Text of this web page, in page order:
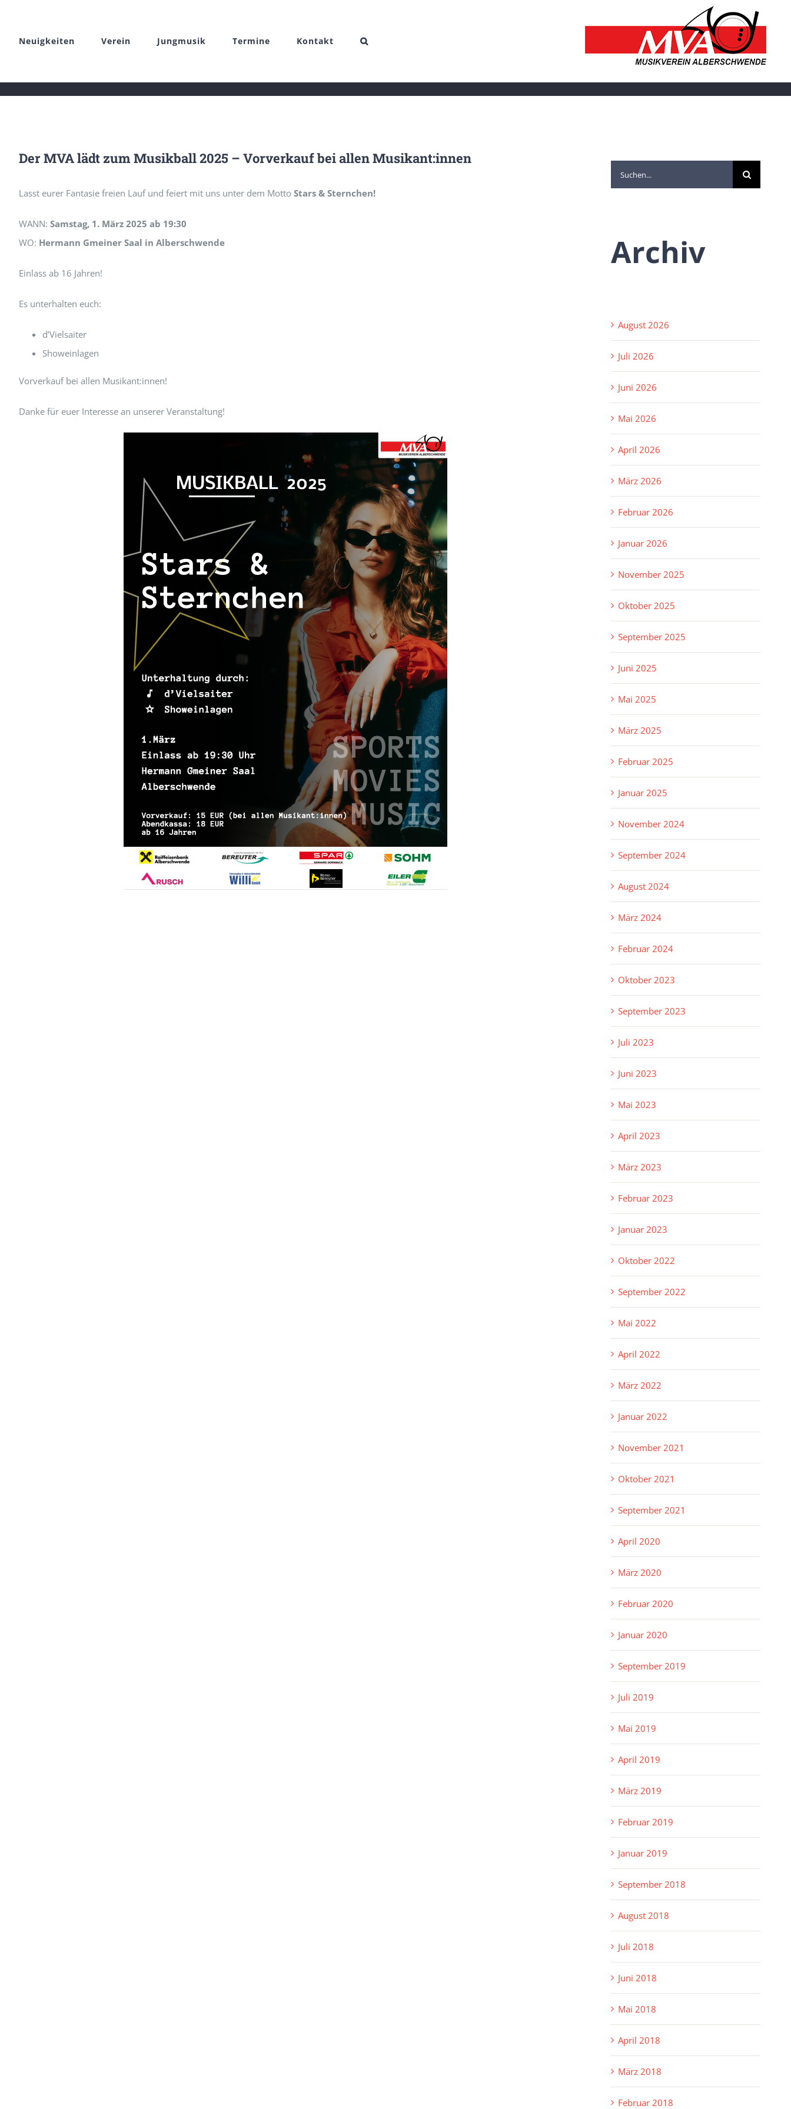
springenNeuigkeiten Verein Jungmusik Termine Kontakt
Der MVA lädt zum Musikball 2025 – Vorverkauf bei allen Musikant:innen
Lasst eurer Fantasie freien Lauf und feiert mit uns unter dem Motto Stars & Sternchen!
WANN: Samstag, 1. März 2025 ab 19:30
WO: Hermann Gmeiner Saal in Alberschwende
Einlass ab 16 Jahren!
Es unterhalten euch:
d’Vielsaiter
Showeinlagen
Vorverkauf bei allen Musikant:innen!
Danke für euer Interesse an unserer Veranstaltung!
Suche
nach:
Archiv
August 2026
Juli 2026
Juni 2026
Mai 2026
April 2026
März 2026
Februar 2026
Januar 2026
November 2025
Oktober 2025
September 2025
Juni 2025
Mai 2025
März 2025
Februar 2025
Januar 2025
November 2024
September 2024
August 2024
März 2024
Februar 2024
Oktober 2023
September 2023
Juli 2023
Juni 2023
Mai 2023
April 2023
März 2023
Februar 2023
Januar 2023
Oktober 2022
September 2022
Mai 2022
April 2022
März 2022
Januar 2022
November 2021
Oktober 2021
September 2021
April 2020
März 2020
Februar 2020
Januar 2020
September 2019
Juli 2019
Mai 2019
April 2019
März 2019
Februar 2019
Januar 2019
September 2018
August 2018
Juli 2018
Juni 2018
Mai 2018
April 2018
März 2018
Februar 2018